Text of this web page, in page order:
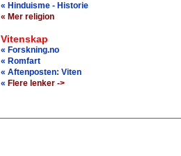
« Hinduisme - Historie
« Mer religion
Vitenskap
« Forskning.no
« Romfart
« Aftenposten: Viten
« Flere lenker ->